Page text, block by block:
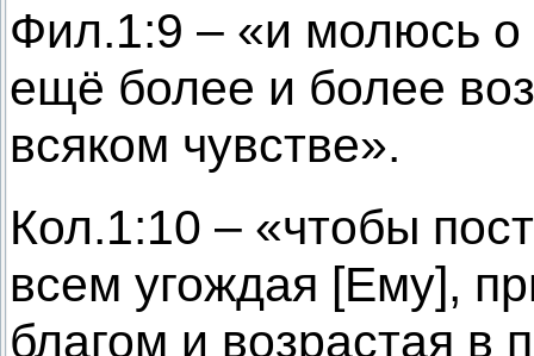
Фил.1:9 – «и молюсь
ещё более и более
всяком чувстве».
Кол.1:10 – «чтобы
всем угождая [Ему],
благом и возрастая в